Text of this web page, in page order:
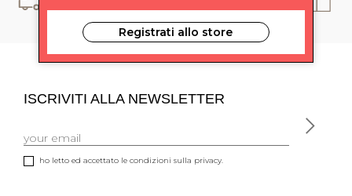
ISCRIVITI ALLA NEWSLETTER
ho letto ed accettato le condizioni sulla privacy.
Registrati allo store